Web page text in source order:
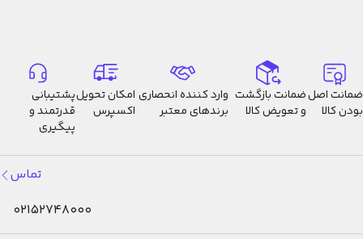
ضمانت اصل
بودن کالا
ضمانت بازگشت
و تعویض کالا
وارد کننده انحصاری
برندهای معتبر
امکان تحویل
اکسپرس
پشتیبانی
قدرتمند و
پیگیری
تماس
02152748000